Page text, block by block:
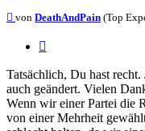
Beitrag
von DeathAndPain (Top
Tatsächlich, Du hast
auch geändert. Vielen
Wenn wir einer Partei die
von einer Mehrheit